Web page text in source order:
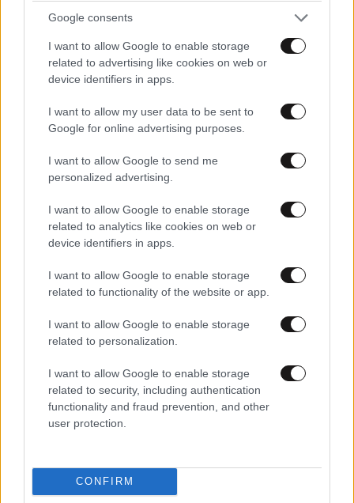
Google consents
I want to allow Google to enable storage
related to advertising like cookies on web or
device identifiers in apps.
I want to allow my user data to be sent to
Google for online advertising purposes.
I want to allow Google to send me
personalized advertising.
I want to allow Google to enable storage
related to analytics like cookies on web or
device identifiers in apps.
I want to allow Google to enable storage
related to functionality of the website or app.
I want to allow Google to enable storage
related to personalization.
I want to allow Google to enable storage
related to security, including authentication
functionality and fraud prevention, and other
user protection.
CONFIRM
LIFESTYLE06·08·2026 12:46
ποτέ – Ναι, έχω πατήσει φρένο»
LIFESTYLE